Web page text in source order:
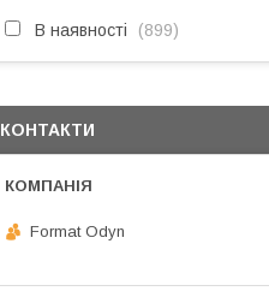
В наявності 899
КОНТАКТИ
Format Odyn